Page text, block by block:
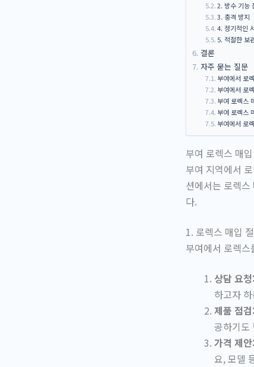
2. 방수 기능
3. 충격 방지
4. 정기적인
5. 적절한 보
결론
자주 묻는 질문
부여에서 로
부여에서 로
부여 로렉스
부여 로렉스
부여에서 로
부여 로렉스 매
부여 지역에서
션에서는 로렉
다.
1. 로렉스 매입
부여에서 로렉
상담 요청:
하고자
제품 점검:
공하기도
가격 제안:
요, 모델